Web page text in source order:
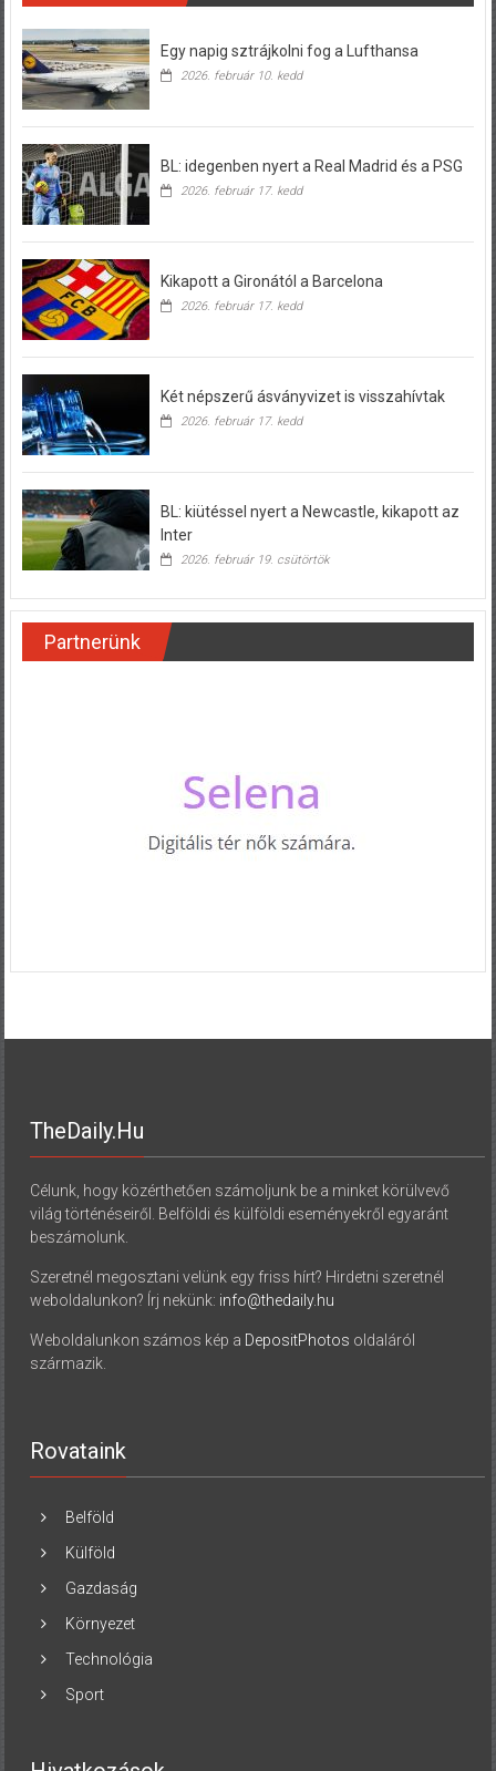
Egy napig sztrájkolni fog a Lufthansa
2026. február 10. kedd
BL: idegenben nyert a Real Madrid és a PSG
2026. február 17. kedd
Kikapott a Gironától a Barcelona
2026. február 17. kedd
Két népszerű ásványvizet is visszahívtak
2026. február 17. kedd
BL: kiütéssel nyert a Newcastle, kikapott az
Inter
2026. február 19. csütörtök
Partnerünk
TheDaily.hu
Célunk, hogy közérthetően számoljunk be a minket körülvevő
világ történéseiről. Belföldi és külföldi eseményekről egyaránt
beszámolunk.
Szeretnél megosztani velünk egy friss hírt? Hirdetni szeretnél
weboldalunkon? Írj nekünk: info@thedaily.hu
Weboldalunkon számos kép a DepositPhotos oldaláról
származik.
Rovataink
Belföld
Külföld
Gazdaság
Környezet
Technológia
Sport